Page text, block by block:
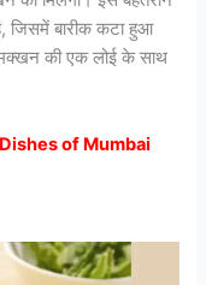
जिसमें बारीक कटा हुआ
मक्खन की एक लोई के साथ
of Mumbai